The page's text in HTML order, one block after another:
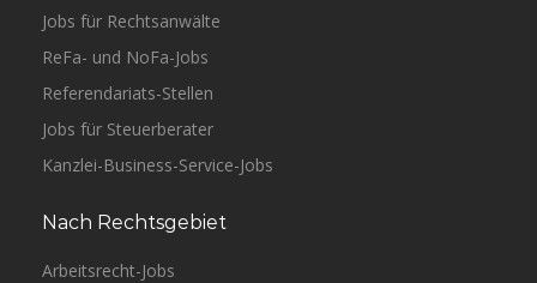
Jobs für Rechtsanwälte
ReFa- und NoFa-Jobs
Referendariats-Stellen
Jobs für Steuerberater
Kanzlei-Business-Service-Jobs
Nach Rechtsgebiet
Arbeitsrecht-Jobs